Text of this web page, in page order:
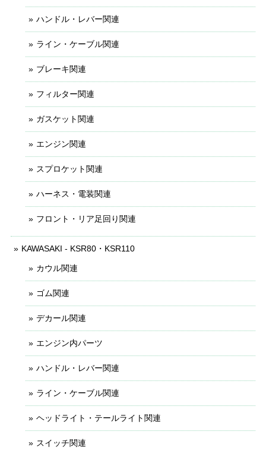
ハンドル・レバー関連
ライン・ケーブル関連
ブレーキ関連
フィルター関連
ガスケット関連
エンジン関連
スプロケット関連
ハーネス・電装関連
フロント・リア足回り関連
KAWASAKI - KSR80・KSR110
カウル関連
ゴム関連
デカール関連
エンジン内パーツ
ハンドル・レバー関連
ライン・ケーブル関連
ヘッドライト・テールライト関連
スイッチ関連